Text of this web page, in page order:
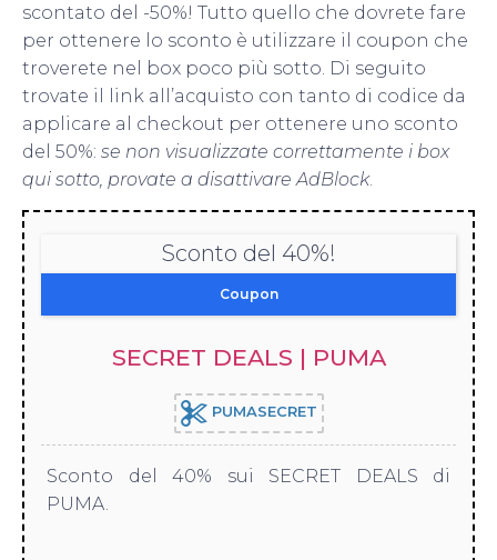
scontato del -50%! Tutto quello che dovrete fare
per ottenere lo sconto è utilizzare il coupon che
troverete nel box poco più sotto. Di seguito
trovate il link all’acquisto con tanto di codice da
applicare al checkout per ottenere uno sconto
del 50%: se non visualizzate correttamente i box
qui sotto, provate a disattivare AdBlock.
Sconto del 40%!
Coupon
SECRET DEALS | PUMA
PUMASECRET
Sconto del 40% sui SECRET DEALS di
PUMA.